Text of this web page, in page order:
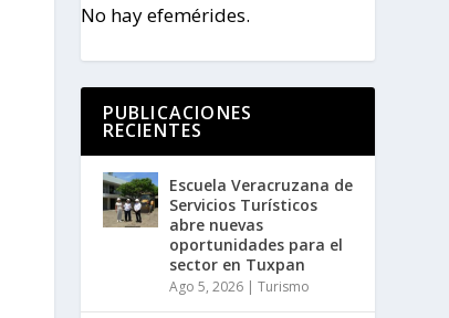
No hay efemérides.
PUBLICACIONES
RECIENTES
Escuela Veracruzana de
Servicios Turísticos
abre nuevas
oportunidades para el
sector en Tuxpan
Ago 5, 2026| Turismo